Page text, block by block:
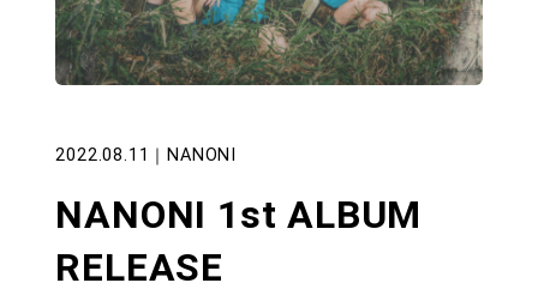
2022.08.11 ｜ NANONI
NANONI 1st ALBUM
RELEASE